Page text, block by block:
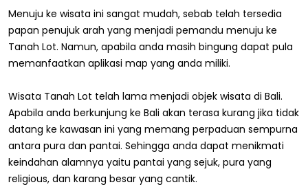
Menuju ke wisata ini sangat mudah, sebab telah tersedia
papan penujuk arah yang menjadi pemandu menuju ke
Tanah Lot. Namun, apabila anda masih bingung dapat pula
memanfaatkan aplikasi map yang anda miliki.
Wisata Tanah Lot telah lama menjadi objek wisata di Bali.
Apabila anda berkunjung ke Bali akan terasa kurang jika tidak
datang ke kawasan ini yang memang perpaduan sempurna
antara pura dan pantai. Sehingga anda dapat menikmati
keindahan alamnya yaitu pantai yang sejuk, pura yang
religious, dan karang besar yang cantik.